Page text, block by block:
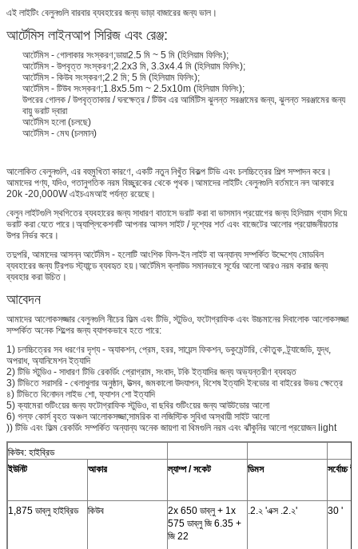
এই লাইটিং বেলুনগুলি বারবার ব্যবহারের জন্য ভাড়া বাজারের জন্য ভাল।
আর্টেমিস লাইনআপ সিরিজ এবং রেঞ্জ:
আর্টেমিস - গোলাকার সংস্করণ;ডায়া2.5 মি ~ 5 মি (হিলিয়াম ফিলিং);
আর্টেমিস - উপবৃত্ত সংস্করণ;2.2x3 মি, 3.3x4.4 মি (হিলিয়াম ফিলিং);
আর্টেমিস - কিউব সংস্করণ;2.2 মি; 5 মি (হিলিয়াম ফিলিং);
আর্টেমিস - টিউব সংস্করণ;1.8x5.5m ~ 2.5x10m (হিলিয়াম ফিলিং);
উপরের গোলক / উপবৃত্তাকার / ঘনক্ষেত্র / টিউব এর আর্মিটিস ঝুলন্ত সরঞ্জামের জন্য, ঝুলন্ত সরঞ্জামের জন্য
বায়ু ভরাট দ্বারা
আর্টেমিস হলো (চলছে)
আর্টেমিস - মেঘ (চলমান)
আলোকিত বেলুনগুলি, এর বহুমুখিতা কারণে, একটি নতুন নিখুঁত বিকল্প টিভি এবং চলচ্চিত্রের শিল্প সম্পাদন করে।
আমাদের পণ্য, যদিও, গতানুগতিক নরম বিচ্ছুরকের থেকে পৃথক।আমাদের লাইটিং বেলুনগুলি বর্তমানে নল আকারে
20k -20,000W এইচএমআই পর্যন্ত রয়েছে।
বেলুন লাইটগুলি স্থগিতের ব্যবহারের জন্য সাধারণ বাতাসে ভরাট করা বা ভাসমান প্রয়োগের জন্য হিলিয়াম গ্যাস দিয়ে
ভরাট করা যেতে পারে।অ্যাপ্লিকেশনটি আপনার আসল সাইট / দৃশ্যের শর্ত এবং বাজেটের আলোর প্রয়োজনীয়তার
উপর নির্ভর করে।
তদুপরি, আমাদের আসন্ন আর্টেমিস - হলোটি আংশিক ফিল-ইন লাইট বা অন্যান্য সম্পর্কিত উদ্দেশ্যে মোডবিল
ব্যবহারের জন্য ট্রিপড স্ট্যান্ডে ব্যবহৃত হয়।আর্টেমিস ক্লাউড সমানভাবে সূর্যের আলো আরও নরম করার জন্য
ব্যবহার করা উচিত।
আবেদন
আমাদের আলোকসজ্জার বেলুনগুলি নীচের ফিল্ম এবং টিভি, স্টুডিও, ফটোগ্রাফিক এবং উচ্চমানের দিবালোক আলোকসজ্জা
সম্পর্কিত অনেক শিল্পের জন্য ব্যাপকভাবে হতে পারে:
1) চলচ্চিত্রের সব ধরণের দৃশ্য - অ্যাকশন, প্রেম, হরর, সায়েন্স ফিকশন, ডকুমেন্টারি, কৌতুক, ট্র্যাজেডি, যুদ্ধ,
অপরাধ, অ্যানিমেশন ইত্যাদি
2) টিভি স্টুডিও - সাধারণ টিভি রেকর্ডিং প্রোগ্রাম, সংবাদ, টকি ইত্যাদির জন্য অভ্যন্তরীণ ব্যবহৃত
3) টিভিতে সরাসরি - খেলাধুলার অনুষ্ঠান, উত্সব, জমকালো উদযাপন, বিশেষ ইত্যাদি ইনডোর বা বাইরের উভয় ক্ষেত্রে
৪) টিভিতে বিনোদন লাইভ শো, ফ্যাশন শো ইত্যাদি
5) ক্যামেরা শুটিংয়ের জন্য ফটোগ্রাফিক স্টুডিও, বা ছবির শুটিংয়ের জন্য আউটডোর আলো
6) গল্ফ কোর্স বৃহত অঞ্চল আলোকসজ্জা;সামরিক বা লজিস্টিক সুবিধা অস্থায়ী সাইট আলো
)) টিভি এবং ফিল্ম রেকর্ডিং সম্পর্কিত অন্যান্য অনেক জায়গা বা থিমগুলি নরম এবং ঝাঁকুনির আলো প্রয়োজন light
কিউব: হাইব্রিড
ইউনিট
আকার ল্যাম্প / সকেট ডিমস সর্বোচ্চ
1,875 ডাব্লু হাইব্রিড কিউব
2x 650 ডাব্লু + 1x
575 ডাব্লু জি 6.35 +
জি 22
.2.২ 'এক্স .2.২' 30 '